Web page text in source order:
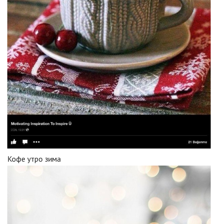
Кофе утро зима